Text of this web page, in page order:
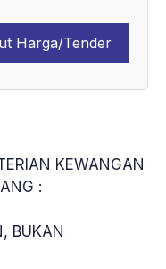
Harga/Tender
KEWANGAN
:
BUKAN